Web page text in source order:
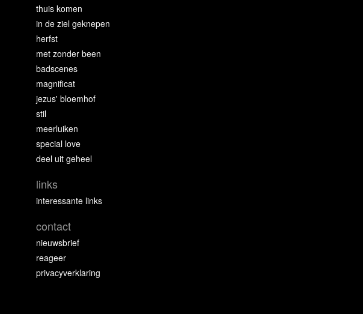
thuis komen
in de ziel geknepen
herfst
met zonder been
badscenes
magnificat
jezus' bloemhof
stil
meerluiken
special love
deel uit geheel
links
interessante links
contact
nieuwsbrief
reageer
privacyverklaring